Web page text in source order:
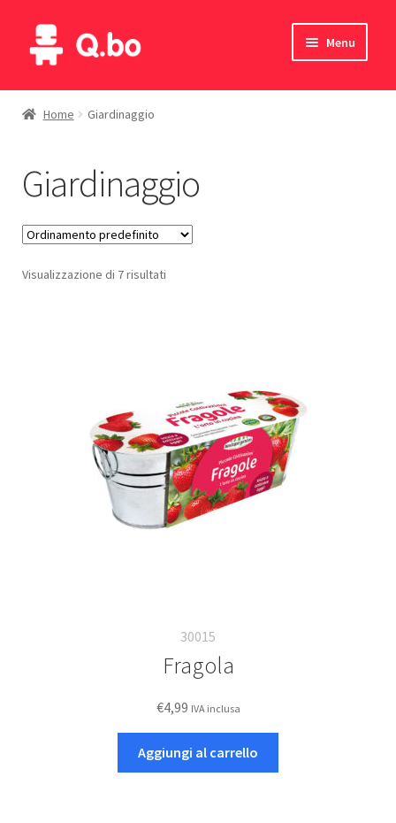
Vai
alla
Vai
al
Menu
Home
Prodotti
Catalogo
Contatti
Home Giardinaggio
Giardinaggio
Visualizzazione di 7 risultati
30015
Fragola
€4,99 IVA inclusa
Aggiungi al carrello